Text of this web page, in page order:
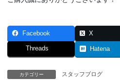
Facebook X
Threads Hatena
カテゴリー スタッフブログ